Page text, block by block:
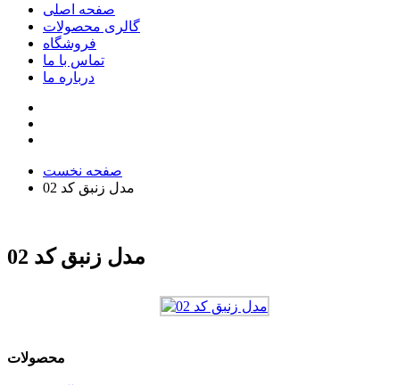
صفحه اصلی
گالری محصولات
فروشگاه
تماس با ما
درباره ما
صفحه نخست
مدل زنبق کد 02
مدل زنبق کد 02
محصولات